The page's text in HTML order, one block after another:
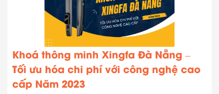
Khoá thông minh Xingfa Đà Nẵng –
Tối ưu hóa chi phí với công nghệ cao
cấp Năm 2023